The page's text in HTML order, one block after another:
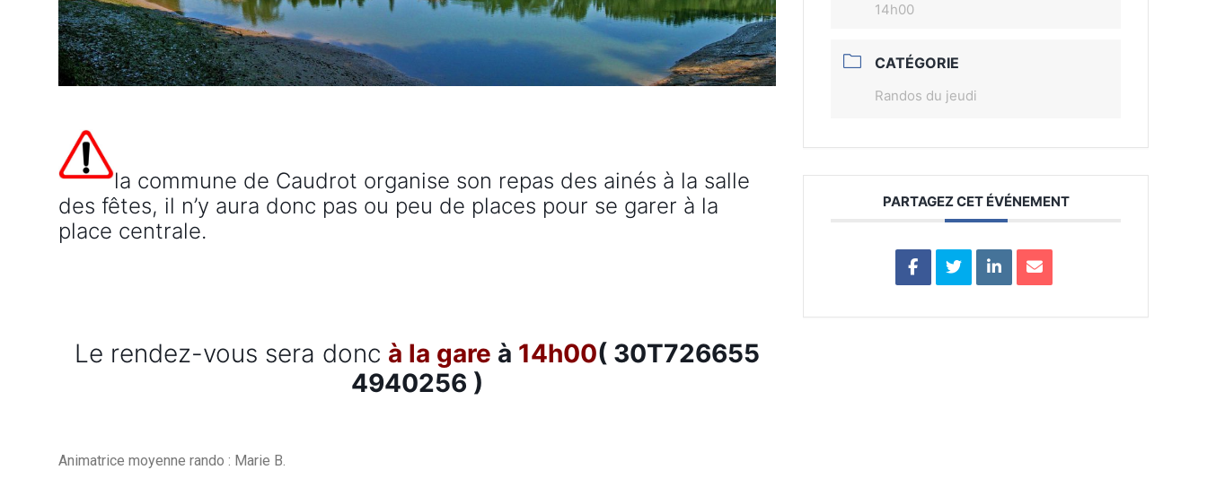
la commune de Caudrot organise son repas des ainés à la salle
des fêtes, il n’y aura donc pas ou peu de places pour se garer à la
place centrale.
Le rendez-vous sera donc à la gare à 14h00( 30T726655
4940256 )
Animatrice moyenne rando : Marie B.
14h00
CATÉGORIE
Randos du jeudi
PARTAGEZ CET ÉVÉNEMENT